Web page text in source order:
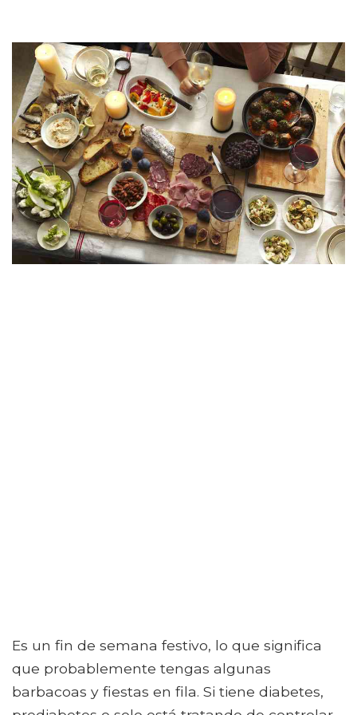
Es un fin de semana festivo, lo que significa
que probablemente tengas algunas
barbacoas y fiestas en fila. Si tiene diabetes,